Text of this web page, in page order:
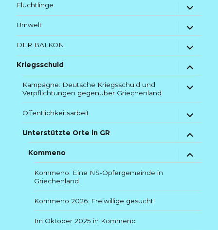
Flüchtlinge
Untermenü
anzeigen
Umwelt
Untermenü
anzeigen
DER BALKON
Untermenü
anzeigen
Kriegsschuld
Untermenü
anzeigen
Kampagne: Deutsche Kriegsschuld und
Verpflichtungen gegenüber Griechenland
Untermenü
anzeigen
Öffentlichkeitsarbeit
Untermenü
anzeigen
Unterstützte Orte in GR
Untermenü
anzeigen
Kommeno
Untermenü
anzeigen
Kommeno: Eine NS-Opfergemeinde in
Griechenland
Kommeno 2026: Freiwillige gesucht!
Im Oktober 2025 in Kommeno